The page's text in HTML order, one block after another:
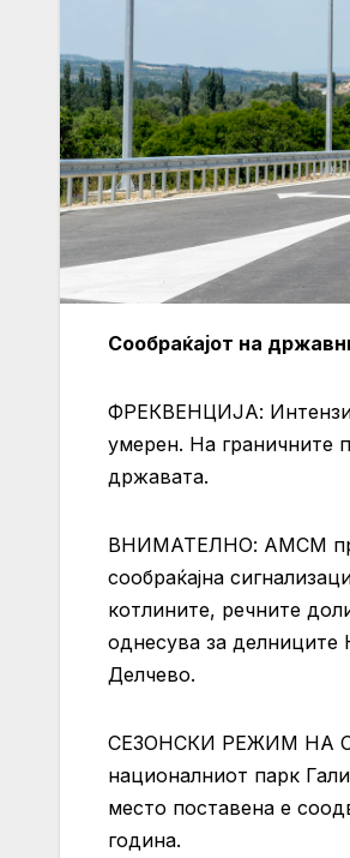
Сообраќајот на
ФРЕКВЕНЦИЈА:
умерен. На граничните
државата.
ВНИМАТЕЛНО: АМСМ
сообраќајна
котлините, речните
однесува за делниците
Делчево.
СЕЗОНСКИ РЕЖИМ НА
националниот парк
место поставена е
година.